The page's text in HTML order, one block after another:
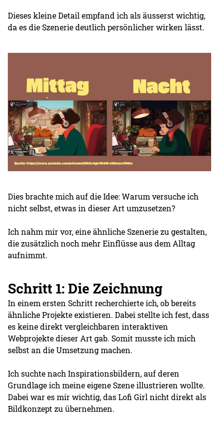
Dieses kleine Detail empfand ich als äusserst wichtig,
da es die Szenerie deutlich persönlicher wirken lässt.
Dies brachte mich auf die Idee: Warum versuche ich
nicht selbst, etwas in dieser Art umzusetzen?
Ich nahm mir vor, eine ähnliche Szenerie zu gestalten,
die zusätzlich noch mehr Einflüsse aus dem Alltag
aufnimmt.
Schritt 1: Die Zeichnung
In einem ersten Schritt recherchierte ich, ob bereits
ähnliche Projekte existieren. Dabei stellte ich fest, dass
es keine direkt vergleichbaren interaktiven
Webprojekte dieser Art gab. Somit musste ich mich
selbst an die Umsetzung machen.
Ich suchte nach Inspirationsbildern, auf deren
Grundlage ich meine eigene Szene illustrieren wollte.
Dabei war es mir wichtig, das Lofi Girl nicht direkt als
Bildkonzept zu übernehmen.